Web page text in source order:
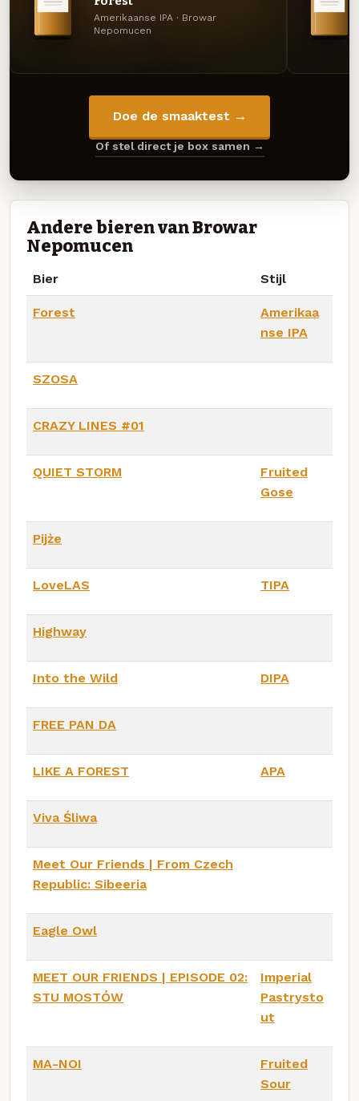
Amerikaanse IPA · Browar
Nepomucen
Doe de smaaktest →
Of stel direct je box samen →
Andere bieren van Browar
Nepomucen
Bier Stijl
Forest
Amerikaa
nse IPA
SZOSA
CRAZY LINES #01
QUIET STORM
Fruited
Gose
Pijże
LoveLAS TIPA
Highway
Into the Wild DIPA
FREE PAN DA
LIKE A FOREST APA
Viva Śliwa
Meet Our Friends | From Czech
Republic: Sibeeria
Eagle Owl
MEET OUR FRIENDS | EPISODE 02:
STU MOSTÓW
Imperial
Pastrysto
ut
MA-NOI
Fruited
Sour